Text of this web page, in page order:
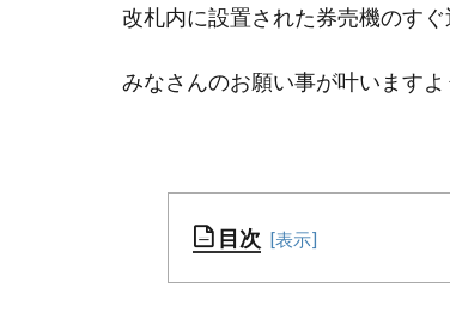
改札内に設置された券売機のす
みなさんのお願い事が叶います
目次